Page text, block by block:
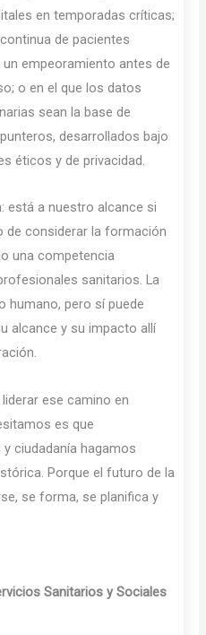
en temporadas críticas;
de pacientes
empeoramiento antes de
o en el que los datos
sean la base de
desarrollados bajo
éticos y de privacidad.
está a nuestro alcance si
de considerar la formación
una competencia
sanitarios. La
humano, pero sí puede
alcance y su impacto allí
ese camino en
es que
ciudadanía hagamos
Porque el futuro de la
se forma, se planifica y
Sanitarios y Sociales